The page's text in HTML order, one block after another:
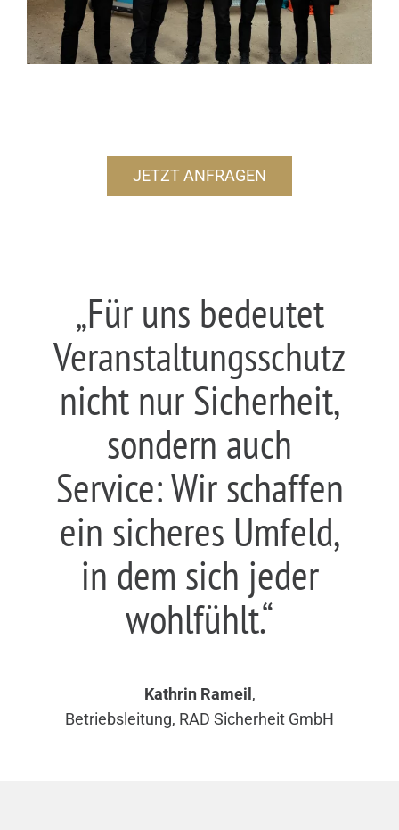
JETZT ANFRAGEN
„Für uns bedeutet
Veranstaltungsschutz
nicht nur Sicherheit,
sondern auch
Service: Wir schaffen
ein sicheres Umfeld,
in dem sich jeder
wohlfühlt.“
Kathrin Rameil ,
Betriebsleitung, RAD Sicherheit GmbH